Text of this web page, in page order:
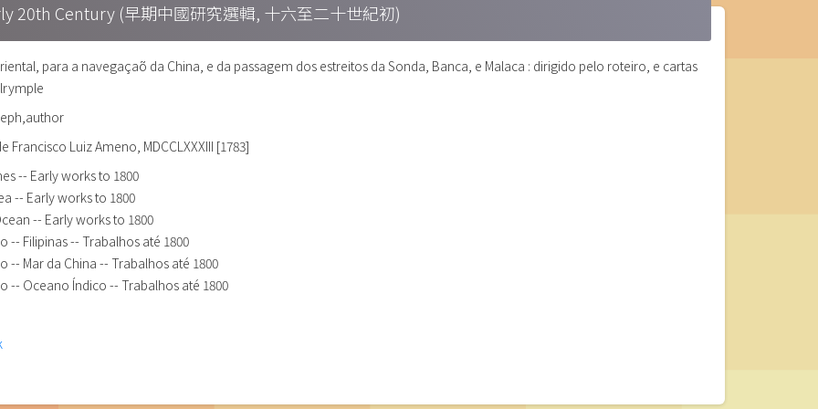
20th Century (早期中國研究選輯, 十六至二十世紀初)
para a navegaçaõ da China, e da passagem dos estreitos da Sonda, Banca, e Malaca : dirigido pelo roteiro, e cartas
Francisco Luiz Ameno, MDCCLXXXIII [1783]
-- Early works to 1800
-- Early works to 1800
-- Early works to 1800
-- Filipinas -- Trabalhos até 1800
-- Mar da China -- Trabalhos até 1800
-- Oceano Índico -- Trabalhos até 1800